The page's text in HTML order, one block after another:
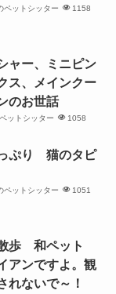
ペットシッター 1158
ャー、ミニピン
ス、メインクー
のお世話
ットシッター 1058
ぷり 猫のタピ
ペットシッター 1051
歩 和ペット
アンですよ。観
れないで～！